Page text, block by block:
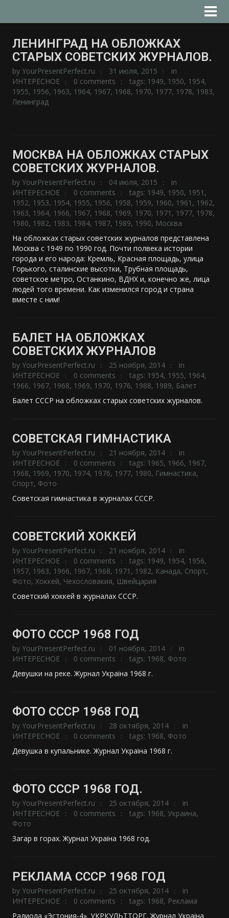
ЛЕНИНГРАД НА ОБЛОЖКАХ
СТАРЫХ СОВЕТСКИХ ЖУРНАЛОВ.
by YourPresentPerfect.ru 31 июля, 2015
in
ИНТЕРЕСНОЕ
0 comments tags: 1949, 1950, 1954,
1955, 1956, 1963, 1964, 1967, 1968, 1970, 1977, 1978, 1983,
Ленинград
МОСКВА НА ОБЛОЖКАХ СТАРЫХ
СОВЕТСКИХ ЖУРНАЛОВ.
by YourPresentPerfect.ru 04 июля, 2015
in
ИНТЕРЕСНОЕ
0 comments tags: 1949, 1950, 1951 ,
1952, 1953, 1954, 1955, 1956, 1958, 1959, 1960, 1961 , 1962,
1963, 1964, 1966, 1967, 1968, 1969, 1970, 1971 , 1977, 1978,
1980, 1982, 1983, 1984, 1987, 1989, 1990, Москва
На обложках старых советских журналов представлена
Москва с 1949 по 1990 год. Почти полвека истории
города и его народа: Кремль, Красная площадь, улица
Горького, сталинские высотки, Трубная площадь,
советское метро, Останкино, ВДНХ и, конечно же, лица
людей того времени. Как изменился город и страна
вместе с ним!
БАЛЕТ НА ОБЛОЖКАХ
СОВЕТСКИХ ЖУРНАЛОВ
by YourPresentPerfect.ru 25 ноября, 2014
in
ИНТЕРЕСНОЕ
0 comments tags: 1954, 1955, 1964,
1966, 1967, 1968, 1969, 1970, 1976, 1988, 1989, Балет
Балет СССР на обложках старых советских журналов.
СОВЕТСКАЯ ГИМНАСТИКА
by YourPresentPerfect.ru 21 ноября, 2014
in
ИНТЕРЕСНОЕ
0 comments tags: 1965, 1966, 1967,
1968, 1969, 1970, 1974, 1976, 1977, 1980, Гимнастика,
Спорт, Фото
Советская гимнастика в журналах СССР.
СОВЕТСКИЙ ХОККЕЙ
by YourPresentPerfect.ru 21 ноября, 2014
in
ИНТЕРЕСНОЕ
0 comments tags: 1949, 1954, 1956,
1957, 1963, 1966, 1967, 1968, 1971 , 1982, Канада, Спорт,
Фото, Хоккей, Чехословакия, Швейцария
Советский хоккей в журналах СССР.
ФОТО СССР 1968 ГОД
by YourPresentPerfect.ru 01 ноября, 2014
in
ИНТЕРЕСНОЕ
0 comments tags: 1968, Фото
Девушки на реке. Журнал Украiна 1968 г.
ФОТО СССР 1968 ГОД
by YourPresentPerfect.ru 28 октября, 2014
in
ИНТЕРЕСНОЕ
0 comments tags: 1968, Фото
Девушка в купальнике. Журнал Украiна 1968 г.
ФОТО СССР 1968 ГОД.
by YourPresentPerfect.ru 25 октября, 2014
in
ИНТЕРЕСНОЕ
0 comments tags: 1968, Украина,
Фото
Загар в горах. Журнал Украiна 1968 год.
РЕКЛАМА СССР 1968 ГОД
by YourPresentPerfect.ru 25 октября, 2014
in
ИНТЕРЕСНОЕ
0 comments tags: 1968, Реклама
Радиола «Эстония-4». УКРКУЛЬТТОРГ. Журнал Украiна